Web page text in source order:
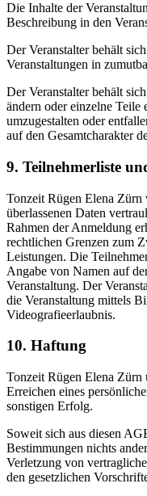
Die Inhalte der
Beschreibung in den
Der Veranstalter behält
Veranstaltungen in
Der Veranstalter behält
ändern oder einzelne Teile
umzugestalten oder
auf den Gesamtcharakter
9. Teilnehmerliste
Tonzeit Rügen Elena
überlassenen Daten
Rahmen der Anmeldung
rechtlichen Grenzen zum
Leistungen. Die
Angabe von Namen auf
Veranstaltung. Der
die Veranstaltung mittels
Videografieerlaubnis.
10. Haftung
Tonzeit Rügen Elena
Erreichen eines
sonstigen Erfolg.
Soweit sich aus diesen
Bestimmungen nichts
Verletzung von
den gesetzlichen